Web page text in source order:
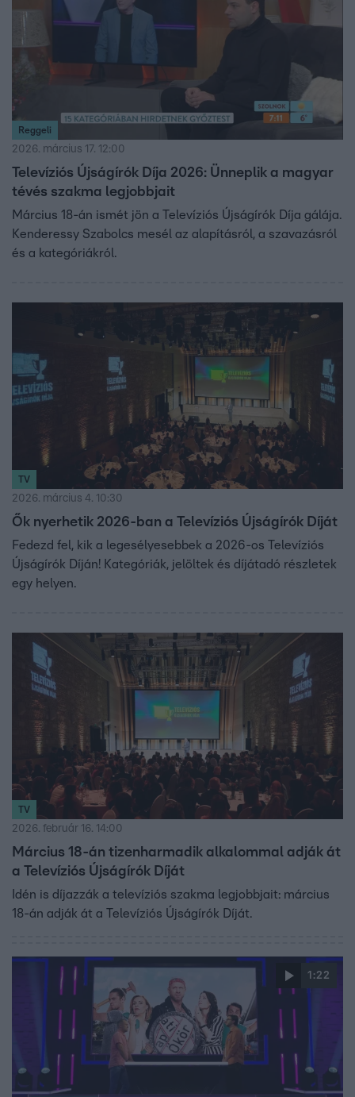
Reggeli
2026. március 17. 12:00
Televíziós Újságírók Díja 2026: Ünneplik a magyar
tévés szakma legjobbjait
Március 18-án ismét jön a Televíziós Újságírók Díja gálája.
Kenderessy Szabolcs mesél az alapításról, a szavazásról
és a kategóriákról.
TV
2026. március 4. 10:30
Ők nyerhetik 2026-ban a Televíziós Újságírók Díját
Fedezd fel, kik a legesélyesebbek a 2026-os Televíziós
Újságírók Díján! Kategóriák, jelöltek és díjátadó részletek
egy helyen.
TV
2026. február 16. 14:00
Március 18-án tizenharmadik alkalommal adják át
a Televíziós Újságírók Díját
Idén is díjazzák a televíziós szakma legjobbjait: március
18-án adják át a Televíziós Újságírók Díját.
1:22